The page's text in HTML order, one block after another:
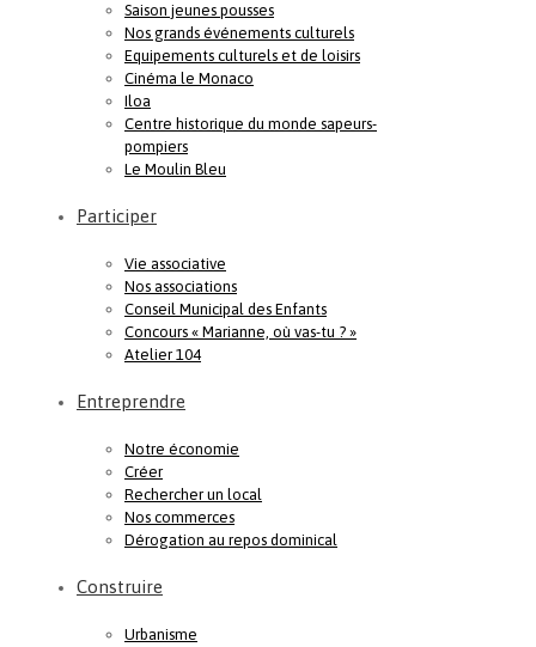
Saison jeunes pousses
Nos grands événements culturels
Equipements culturels et de loisirs
Cinéma le Monaco
Iloa
Centre historique du monde sapeurs-
pompiers
Le Moulin Bleu
Participer
Vie associative
Nos associations
Conseil Municipal des Enfants
Concours « Marianne, où vas-tu ? »
Atelier 104
Entreprendre
Notre économie
Créer
Rechercher un local
Nos commerces
Dérogation au repos dominical
Construire
Urbanisme